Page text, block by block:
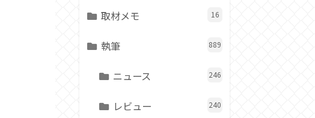
取材メモ 16
執筆 889
ニュース 246
レビュー 240